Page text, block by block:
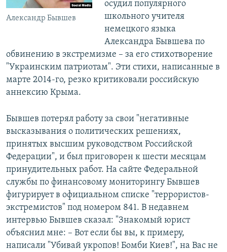
Александр Бывшев
осудил популярного
школьного учителя
немецкого языка
Александра Бывшева по
обвинению в экстремизме – за его стихотворение
"Украинским патриотам". Эти стихи, написанные в
марте 2014-го, резко критиковали российскую
аннексию Крыма.
Бывшев потерял работу за свои "негативные
высказывания о политических решениях,
принятых высшим руководством Российской
Федерации", и был приговорен к шести месяцам
принудительных работ. На сайте Федеральной
службы по финансовому мониторингу Бывшев
фигурирует в официальном списке "террористов-
экстремистов" под номером 841. В недавнем
интервью Бывшев сказал: "Знакомый юрист
объяснил мне: – Вот если бы вы, к примеру,
написали "Убивай укропов! Бомби Киев!", на Вас не